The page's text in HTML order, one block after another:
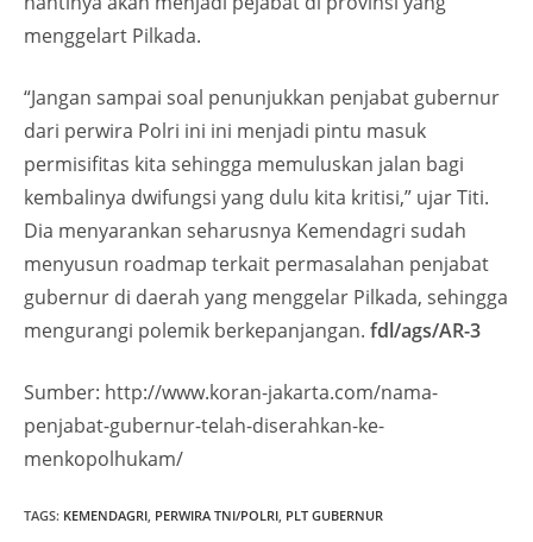
menggelart Pilkada.
“Jangan sampai soal penunjukkan penjabat gubernur
dari perwira Polri ini ini menjadi pintu masuk
permisifitas kita sehingga memuluskan jalan bagi
kembalinya dwifungsi yang dulu kita kritisi,” ujar Titi.
Dia menyarankan seharusnya Kemendagri sudah
menyusun roadmap terkait permasalahan penjabat
gubernur di daerah yang menggelar Pilkada, sehingga
mengurangi polemik berkepanjangan. fdl/ags/AR-3
Sumber: http://www.koran-jakarta.com/nama-
penjabat-gubernur-telah-diserahkan-ke-
menkopolhukam/
TAGS: KEMENDAGRI PERWIRA TNI/POLRI PLT GUBERNUR